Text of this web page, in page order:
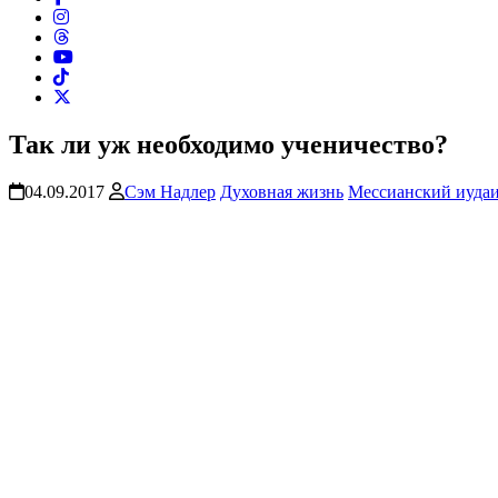
Так ли уж необходимо ученичество?
04.09.2017 Сэм Надлер Духовная жизнь Мессианский